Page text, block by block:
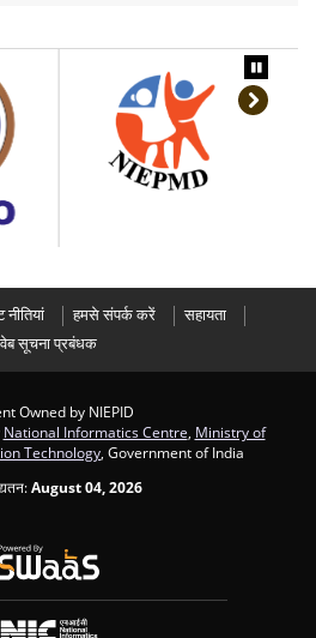
हमसे संपर्क करें
सहायता
वेब सूचना प्रबंधक
Owned by NIEPID
National Informatics Centre Ministry of
Technology , Government of India
August 04, 2026